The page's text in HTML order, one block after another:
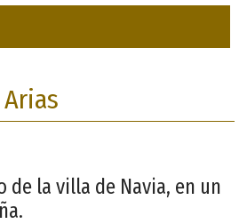
de la villa de Navia, en un